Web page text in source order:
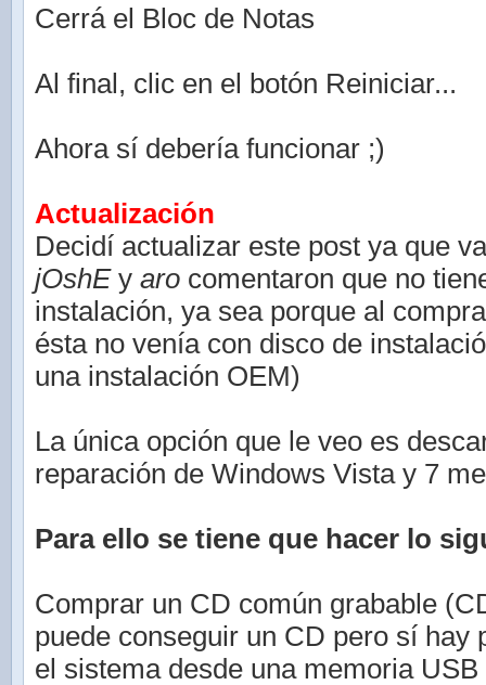
Cerrá el Bloc de Notas
Al final, clic en el botón Reiniciar...
Ahora sí debería funcionar ;)
Actualización
Decidí actualizar este post ya que
jOshEy aro comentaron que no
instalación, ya sea porque al
ésta no venía con disco de
una instalación OEM)
La única opción que le veo es
reparación de Windows Vista y 7
Para ello se tiene que hacer lo
Comprar un CD común grabable
puede conseguir un CD pero sí hay
el sistema desde una memoria